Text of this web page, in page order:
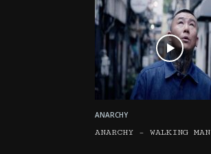
ANARCHY
ANARCHY – WALKING MAN